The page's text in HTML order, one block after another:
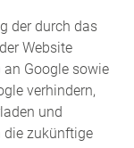
der durch das
Website
an Google sowie
verhindern,
und
die zukünftige